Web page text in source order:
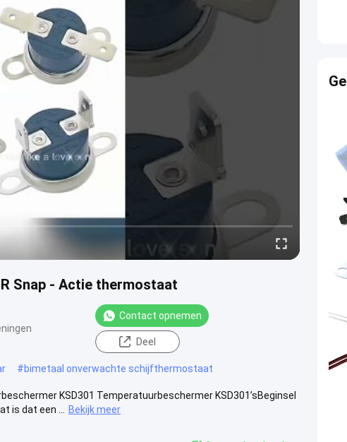
Snap - Actie thermostaat
Contact opnemen
Deel
#bimetaal onverwachte schijfthermostaat
KSD301 Temperatuurbeschermer KSD301’sBeginsel
is dat een ...
Bekijk meer